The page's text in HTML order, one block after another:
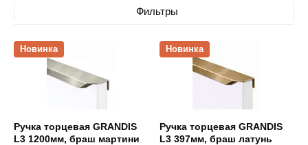
Фильтры
Новинка
Ручка торцевая GRANDIS
L3 1200мм, браш мартини
Открыть товар Новинка
Ручка торцевая GRANDIS
L3 397мм, браш латунь
Открыть товар